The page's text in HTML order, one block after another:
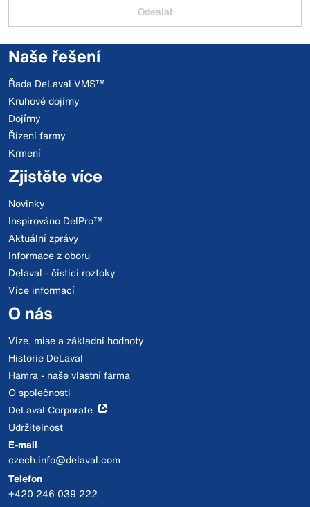
Odeslat
Naše řešení
Řada DeLaval VMS™
Kruhové dojírny
Dojírny
Řízení farmy
Krmení
Zjistěte více
Novinky
Inspirováno DelPro™
Aktuální zprávy
Informace z oboru
Delaval - čisticí roztoky
Více informací
O nás
Vize, mise a základní hodnoty
Historie DeLaval
Hamra - naše vlastní farma
O společnosti
DeLaval Corporate
Udržitelnost
E-mail
czech.info@delaval.com
Telefon
+420 246 039 222